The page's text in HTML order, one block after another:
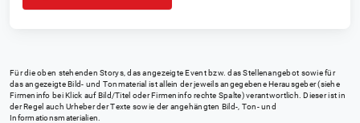
Für die oben stehenden Storys, das angezeigte Event bzw. das Stellenangebot sowie für
das angezeigte Bild- und Tonmaterial ist allein der jeweils angegebene Herausgeber (siehe
Firmeninfo bei Klick auf Bild/Titel oder Firmeninfo rechte Spalte) verantwortlich. Dieser ist in
der Regel auch Urheber der Texte sowie der angehängten Bild-, Ton- und
Informationsmaterialien.